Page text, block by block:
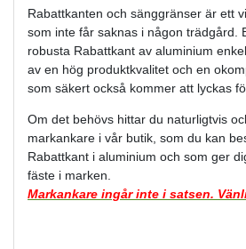
Rabattkanten och sänggränser är ett
som inte får saknas i någon trädgård.
robusta Rabattkant av aluminium
av en hög produktkvalitet och en
som säkert också kommer att lyckas
Om det behövs hittar du naturligtvis
markankare i vår butik, som du kan
Rabattkant i aluminium och som ger
fäste i marken.
Markankare ingår inte i satsen.